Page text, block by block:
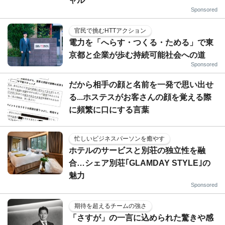
Sponsored
官民で挑むHTTアクション
電力を「へらす・つくる・ためる」で東
京都と企業が歩む持続可能社会への道
Sponsored
だから相手の顔と名前を一発で思い出せ
る...ホステスがお客さんの顔を覚える際
に頻繁に口にする言葉
忙しいビジネスパーソンを癒やす
ホテルのサービスと別荘の独立性を融
合…シェア別荘｢GLAMDAY STYLE｣の
魅力
Sponsored
期待を超えるチームの強さ
「さすが」の一言に込められた驚きや感